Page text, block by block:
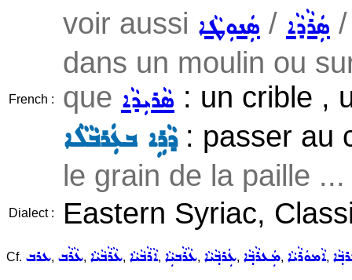
French :
voir aussi ܣܲܢܘܼܛܵܐ / ܣܲܪܵܕܵܐ
dans un moulin ou
que ܣܵܪܝܼܕܵܐ : un crible ,
ܕܵܪܹܐ ܒܥܲܪܒܵܠܵܐ: passer au
le grain de la paille ...
Dialect : Eastern Syriac,
Cf. ܥܪܒ, ܥܵܪܵܒ, ܥܵܪܵܒܵܝܵܐ, ܐܵܪܵܒܵܝܵܐ, ܥܵܪܵܒܝܼܵܐ, ܥܲܪܒ݂ܵܝܵܐ, ܡܲܥܪܵܒ݂ܵܐ, ܐܵܡܘܿܪܵܝܵܐ,